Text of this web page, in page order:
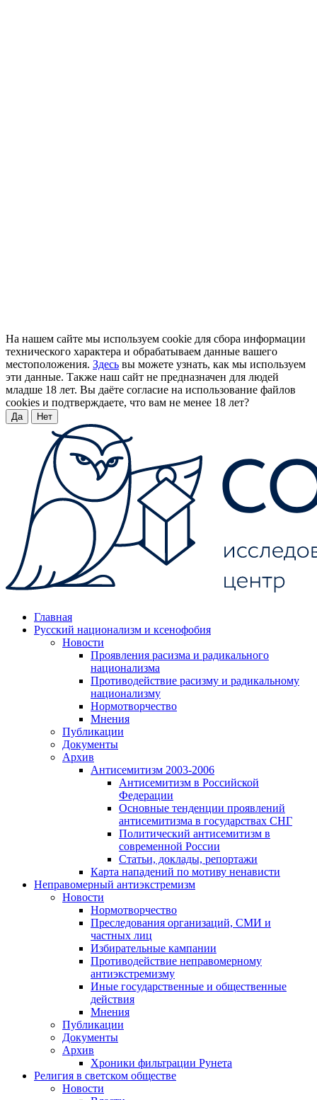
На нашем сайте мы используем cookie для сбора информации
технического характера и обрабатываем данные вашего
местоположения. Здесь вы можете узнать, как мы используем
эти данные. Также наш сайт не предназначен для людей
младше 18 лет. Вы даёте согласие на использование файлов
cookies и подтверждаете, что вам не менее 18 лет?
Да Нет
Главная
Русский национализм и ксенофобия
Новости
Проявления расизма и радикального
национализма
Противодействие расизму и радикальному
национализму
Нормотворчество
Мнения
Публикации
Документы
Архив
Антисемитизм 2003-2006
Антисемитизм в Российской
Федерации
Основные тенденции проявлений
антисемитизма в государствах СНГ
Политический антисемитизм в
современной России
Статьи, доклады, репортажи
Карта нападений по мотиву ненависти
Неправомерный антиэкстремизм
Новости
Нормотворчество
Преследования организаций, СМИ и
частных лиц
Избирательные кампании
Противодействие неправомерному
антиэкстремизму
Иные государственные и общественные
действия
Мнения
Публикации
Документы
Архив
Хроники фильтрации Рунета
Религия в светском обществе
Новости